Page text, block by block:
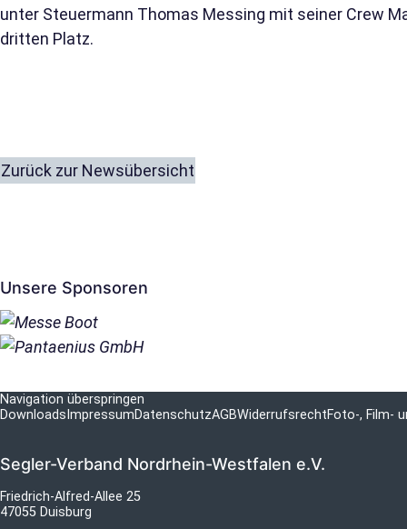
unter Steuermann Thomas Messing mit seiner Crew
dritten Platz.
Zurück zur Newsübersicht
Unsere Sponsoren
Navigation überspringen
Downloads ImpressumDatenschutzAGBWiderrufsrechtFoto-, Film-
Segler-Verband Nordrhein-Westfalen e.V.
Friedrich-Alfred-Allee 25
47055 Duisburg